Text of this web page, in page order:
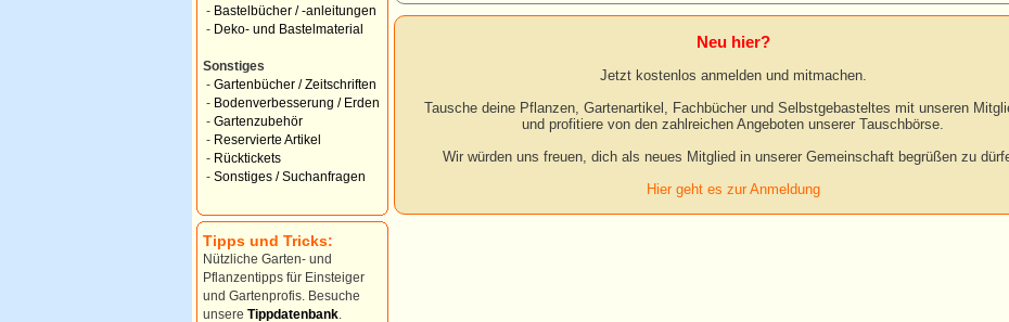
- Bastelbücher / -anleitungen
- Deko- und Bastelmaterial
Sonstiges
- Gartenbücher / Zeitschriften
- Bodenverbesserung / Erden
- Gartenzubehör
- Reservierte Artikel
- Rücktickets
- Sonstiges / Suchanfragen
Tipps und Tricks:
Nützliche Garten- und
Pflanzentipps für Einsteiger
und Gartenprofis. Besuche
unsere Tippdatenbank
Neu hier?
Jetzt kostenlos anmelden und mitmachen.
Tausche deine Pflanzen, Gartenartikel, Fachbücher und Selbstgebasteltes mit unseren
und profitiere von den zahlreichen Angeboten unserer Tauschbörse.
Wir würden uns freuen, dich als neues Mitglied in unserer Gemeinschaft begrüßen zu
Hier geht es zur Anmeldung